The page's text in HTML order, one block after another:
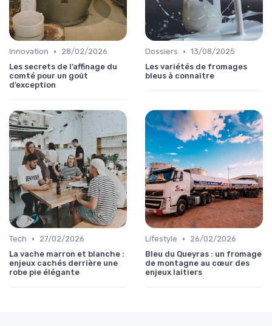
Innovation •
28/02/2026
Les secrets de l’affinage du
comté pour un goût
d’exception
Dossiers • 13/08/2025
Les variétés de fromages
bleus à connaître
Tech •
27/02/2026
La vache marron et blanche :
enjeux cachés derrière une
robe pie élégante
Lifestyle •
26/02/2026
Bleu du Queyras : un fromage
de montagne au cœur des
enjeux laitiers